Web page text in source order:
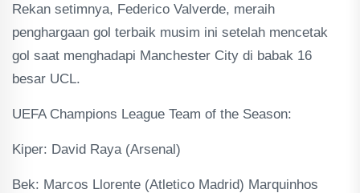
Rekan setimnya, Federico Valverde, meraih
penghargaan gol terbaik musim ini setelah mencetak
gol saat menghadapi Manchester City di babak 16
besar UCL.
UEFA Champions League Team of the Season:
Kiper: David Raya (Arsenal)
Bek: Marcos Llorente (Atletico Madrid) Marquinhos